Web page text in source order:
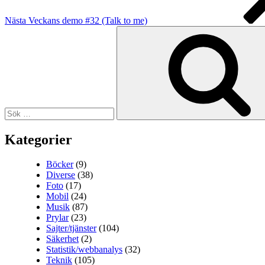
Nästa Veckans demo #32 (Talk to me)
Kategorier
Böcker(9)
Diverse (38)
Foto (17)
Mobil (24)
Musik (87)
Prylar(23)
Sajter/tjänster(104)
Säkerhet(2)
Statistik/webbanalys (32)
Teknik (105)